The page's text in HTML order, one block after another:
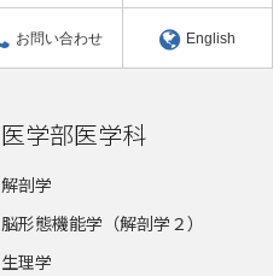
お問い合わせ English
医学部医学科
解剖学
脳形態機能学（解剖学２）
生理学